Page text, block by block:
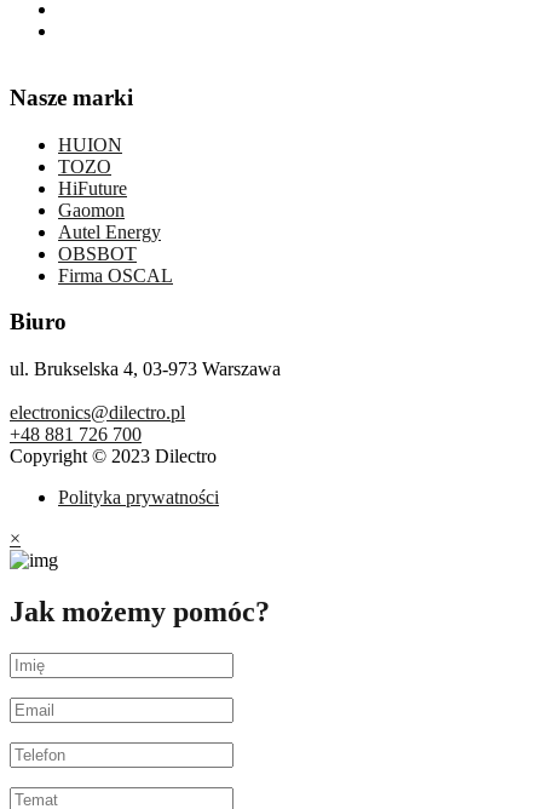
Nasze marki
HUION
TOZO
HiFuture
Gaomon
Autel Energy
OBSBOT
Firma OSCAL
Biuro
ul. Brukselska 4, 03-973 Warszawa
electronics@dilectro.pl
+48 881 726 700
Copyright © 2023 Dilectro
Polityka prywatności
×
Jak możemy pomóc?